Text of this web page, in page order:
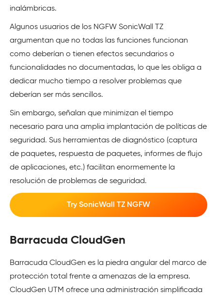
inalámbricas.
Algunos usuarios de los NGFW SonicWall TZ
argumentan que no todas las funciones funcionan
como deberían o tienen efectos secundarios o
funcionalidades no documentadas, lo que les obliga a
dedicar mucho tiempo a resolver problemas que
deberían ser más sencillos.
Sin embargo, señalan que minimizan el tiempo
necesario para una amplia implantación de políticas de
seguridad. Sus herramientas de diagnóstico (captura
de paquetes, respuesta de paquetes, informes de flujo
de aplicaciones, etc.) facilitan enormemente la
resolución de problemas de seguridad.
Try SonicWall TZ NGFW
Barracuda CloudGen
Barracuda CloudGen es la piedra angular del marco de
protección total frente a amenazas de la empresa.
CloudGen UTM ofrece una administración simplificada